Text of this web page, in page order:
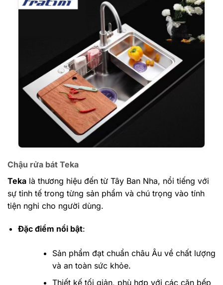
Chậu rửa bát Teka
Teka là thương hiệu đến từ Tây Ban Nha, nổi tiếng với
sự tinh tế trong từng sản phẩm và chú trọng vào tính
tiện nghi cho người dùng.
Đặc điểm nổi bật:
Sản phẩm đạt chuẩn châu Âu về chất lượng
và an toàn sức khỏe.
Thiết kế tối giản, phù hợp với các căn bếp